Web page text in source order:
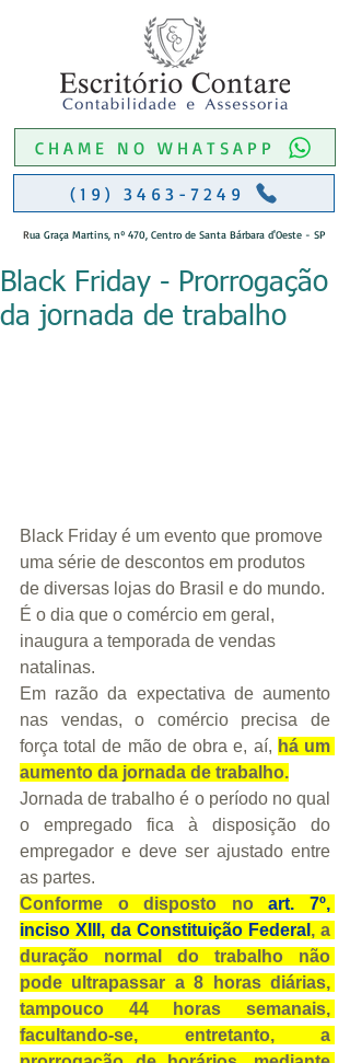
CHAME NO WHATSAPP
(19) 3463-7249
Rua Graça Martins, nº 470, Centro de Santa Bárbara d'Oeste - SP
Black Friday - Prorrogação
da jornada de trabalho
Black Friday é um evento que promove
uma série de descontos em produtos
de diversas lojas do Brasil e do mundo.
É o dia que o comércio em geral,
inaugura a temporada de vendas
natalinas.
Em razão da expectativa de aumento
nas vendas, o comércio precisa de
força total de mão de obra e, aí, há um
aumento da jornada de trabalho.
Jornada de trabalho é o período no qual
o empregado fica à disposição do
empregador e deve ser ajustado entre
as partes.
Conforme o disposto no art. 7º,
inciso XIII, da Constituição Federal , a
duração normal do trabalho não
pode ultrapassar a 8 horas diárias,
tampouco 44 horas semanais,
facultando-se, entretanto, a